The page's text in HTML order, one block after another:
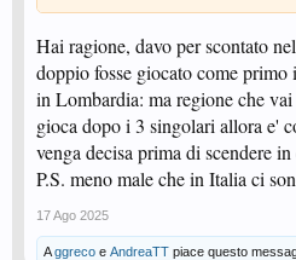
Hai ragione, davo per scontato
doppio fosse giocato come
in Lombardia: ma regione che
gioca dopo i 3 singolari allora e'
venga decisa prima di scendere
P.S. meno male che in Italia ci
17 Ago 2025
Aggreco e AndreaTT piace questo